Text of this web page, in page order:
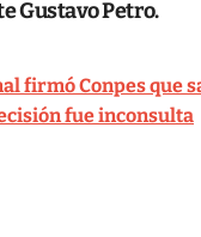
Gustavo Petro.
firmó Conpes que
fue inconsulta